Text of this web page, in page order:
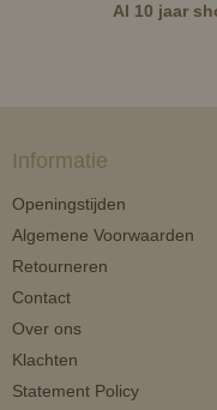
Al 10 jaar
Informatie
Openingstijden
Algemene Voorwaarden
Retourneren
Contact
Over ons
Klachten
Statement Policy